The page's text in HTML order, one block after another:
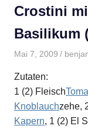
Crostini
Basilikum
Mai 7, 2009
Zutaten:
1 (2) Fleisch
Knoblauchzehe,
Kapern, 1 (2) El